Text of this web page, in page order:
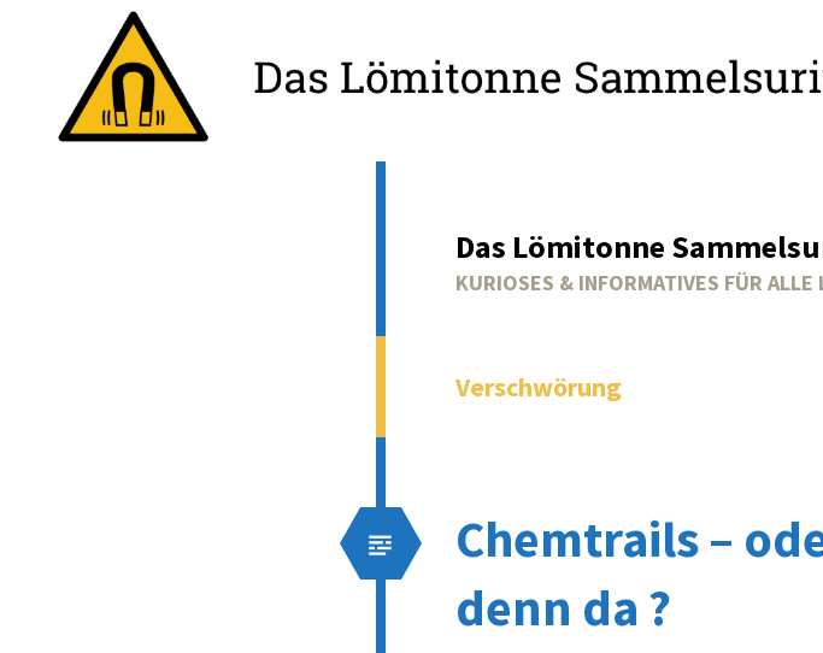
Das Lömitonne
KURIOSES & INFORMATIVES FÜR ALLE
Verschwörung
Chemtrails –
denn da ?